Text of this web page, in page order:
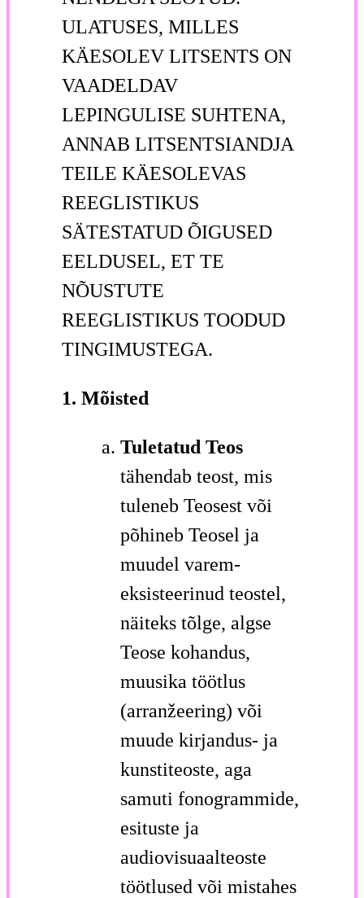
ULATUSES, MILLES
KÄESOLEV LITSENTS ON
VAADELDAV
LEPINGULISE SUHTENA,
ANNAB LITSENTSIANDJA
TEILE KÄESOLEVAS
REEGLISTIKUS
SÄTESTATUD ÕIGUSED
EELDUSEL, ET TE
NÕUSTUTE
REEGLISTIKUS TOODUD
TINGIMUSTEGA.
1. Mõisted
Tuletatud Teos
tähendab teost, mis
tuleneb Teosest või
põhineb Teosel ja
muudel varem-
eksisteerinud teostel,
näiteks tõlge, algse
Teose kohandus,
muusika töötlus
(arranžeering) või
muude kirjandus- ja
kunstiteoste, aga
samuti fonogrammide,
esituste ja
audiovisuaalteoste
töötlused või mistahes